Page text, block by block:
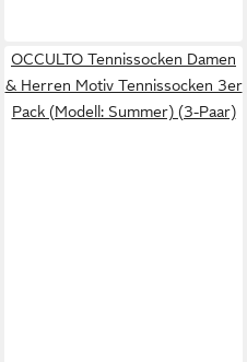
OCCULTO Tennissocken Damen
& Herren Motiv Tennissocken 3er
Pack (Modell: Summer) (3-Paar)